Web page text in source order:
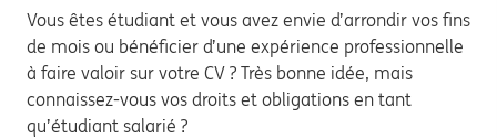
Vous êtes étudiant et vous avez envie d’arrondir vos fins
de mois ou bénéficier d’une expérience professionnelle
à faire valoir sur votre CV ? Très bonne idée, mais
connaissez-vous vos droits et obligations en tant
qu’étudiant salarié ?